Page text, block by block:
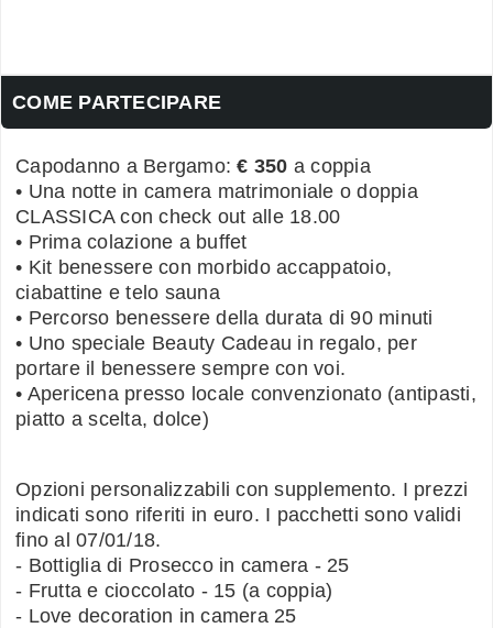
COME PARTECIPARE
Capodanno a Bergamo: € 350 a coppia
• Una notte in camera matrimoniale o doppia
CLASSICA con check out alle 18.00
• Prima colazione a buffet
• Kit benessere con morbido accappatoio,
ciabattine e telo sauna
• Percorso benessere della durata di 90 minuti
• Uno speciale Beauty Cadeau in regalo, per
portare il benessere sempre con voi.
• Apericena presso locale convenzionato (antipasti,
piatto a scelta, dolce)
Opzioni personalizzabili con supplemento. I prezzi
indicati sono riferiti in euro. I pacchetti sono validi
fino al 07/01/18.
- Bottiglia di Prosecco in camera - 25
- Frutta e cioccolato - 15 (a coppia)
- Love decoration in camera 25